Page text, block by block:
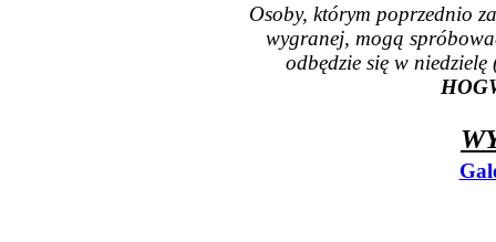
Osoby, którym poprzednio
wygranej, mogą
odbędzie się w